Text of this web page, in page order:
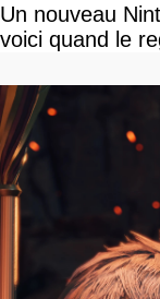
Un nouveau
voici quand le